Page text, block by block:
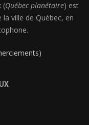
(Québec planétaire) est
ville de Québec, en